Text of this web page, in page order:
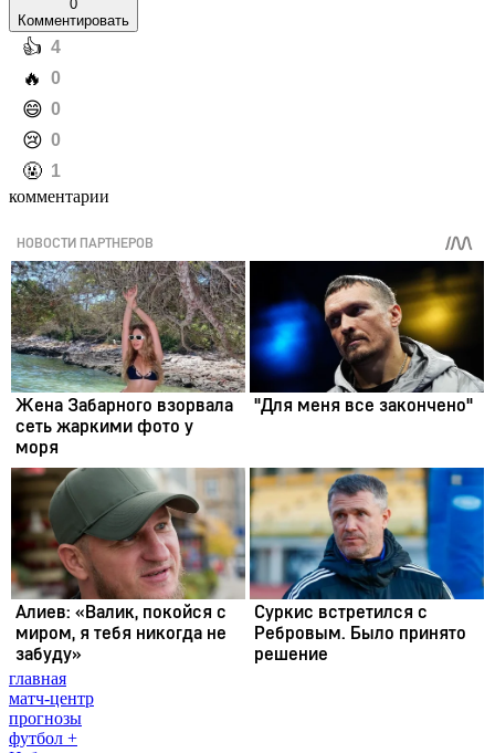
0
Комментировать
️👍 4
️🔥 0
️😄 0
️😢 0
️🤬 1
комментарии
главная
матч-центр
прогнозы
футбол +